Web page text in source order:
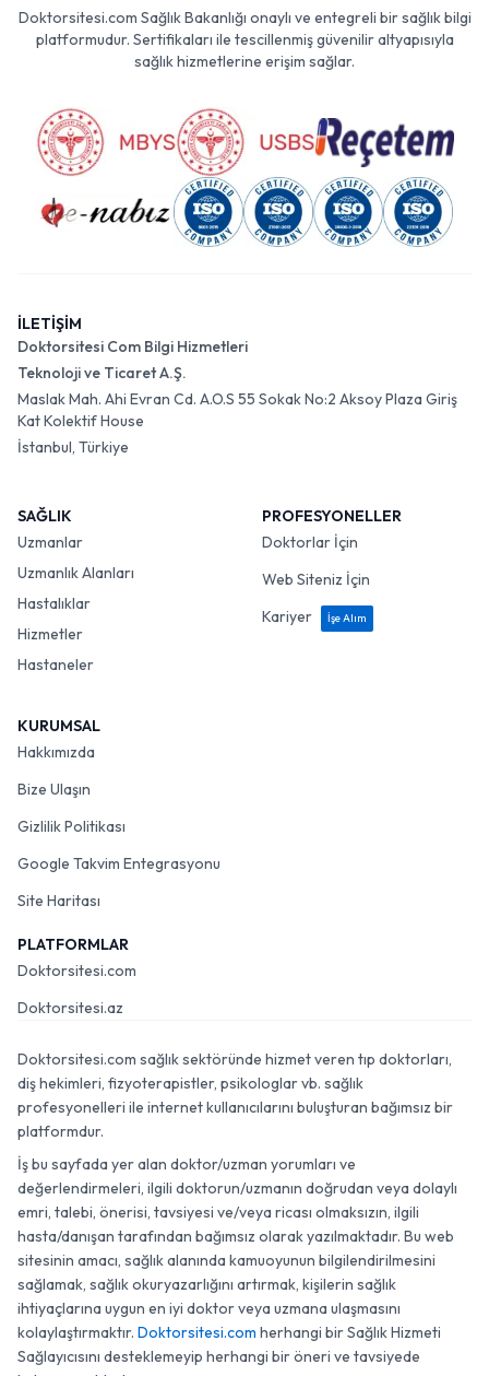
Doktorsitesi.com Sağlık Bakanlığı onaylı ve entegreli bir sağlık bilgi
platformudur. Sertifikaları ile tescillenmiş güvenilir altyapısıyla
sağlık hizmetlerine erişim sağlar.
İLETİŞİM
Doktorsitesi Com Bilgi Hizmetleri
Teknoloji ve Ticaret A.Ş.
Maslak Mah. Ahi Evran Cd. A.O.S 55 Sokak No:2 Aksoy Plaza Giriş
Kat Kolektif House
İstanbul, Türkiye
SAĞLIK
Uzmanlar
Uzmanlık Alanları
Hastalıklar
Hizmetler
Hastaneler
PROFESYONELLER
Doktorlar İçin
Web Siteniz İçin
Kariyer
İşe Alım
KURUMSAL
Hakkımızda
Bize Ulaşın
Gizlilik Politikası
Google Takvim Entegrasyonu
Site Haritası
PLATFORMLAR
Doktorsitesi.com
Doktorsitesi.az
Doktorsitesi.com sağlık sektöründe hizmet veren tıp doktorları,
diş hekimleri, fizyoterapistler, psikologlar vb. sağlık
profesyonelleri ile internet kullanıcılarını buluşturan bağımsız bir
platformdur.
İş bu sayfada yer alan doktor/uzman yorumları ve
değerlendirmeleri, ilgili doktorun/uzmanın doğrudan veya dolaylı
emri, talebi, önerisi, tavsiyesi ve/veya ricası olmaksızın, ilgili
hasta/danışan tarafından bağımsız olarak yazılmaktadır. Bu web
sitesinin amacı, sağlık alanında kamuoyunun bilgilendirilmesini
sağlamak, sağlık okuryazarlığını artırmak, kişilerin sağlık
ihtiyaçlarına uygun en iyi doktor veya uzmana ulaşmasını
kolaylaştırmaktır. Doktorsitesi.com herhangi bir Sağlık Hizmeti
Sağlayıcısını desteklemeyip herhangi bir öneri ve tavsiyede